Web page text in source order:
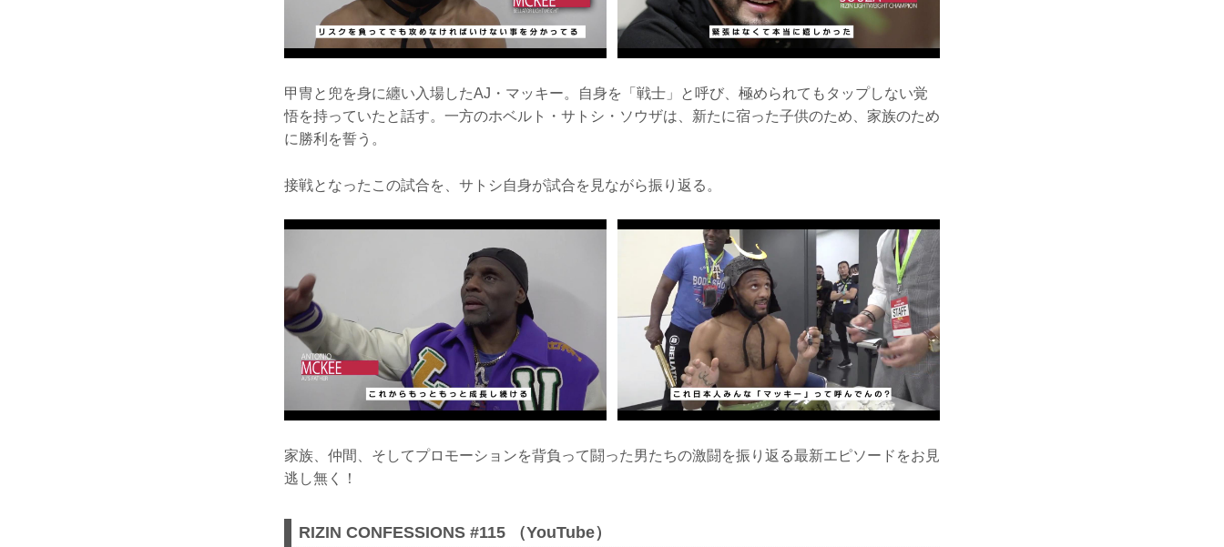
甲冑と兜を身に纏い入場したAJ・マッキー。自身を「戦士」と呼び、極められてもタップしない覚
悟を持っていたと話す。一方のホベルト・サトシ・ソウザは、新たに宿った子供のため、家族のため
に勝利を誓う。
接戦となったこの試合を、サトシ自身が試合を見ながら振り返る。
家族、仲間、そしてプロモーションを背負って闘った男たちの激闘を振り返る最新エピソードをお見
逃し無く！
RIZIN CONFESSIONS #115 （YouTube）